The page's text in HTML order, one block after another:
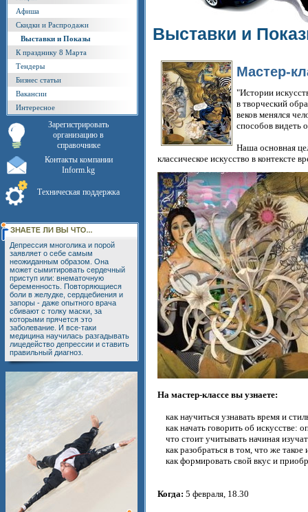
Афиша
Скидки и Распродажи
Выставки и Показы
К празднику 8 Марта
Тендеры
Бизнес статьи
Вакансии
Интересное
Зарегистрировать
организацию в
справочнике
Контакты компании
Inform.kg
Техническая поддержка
Депрессия многолика и порой
заявляет о себе самым
неожиданным образом. Она
может сымитировать сердечный
приступ или: внематочную
беременность. Повторяющиеся
боли в желудке, сердцебиения и
запоры - даже опытного врача
сбивают с толку маски, за
которыми прячется это
заболевание. И все-таки
медицина научилась разгадывать
лицедейство депрессии и ставить
правильный диагноз.
Выставки и
Мастер-
"Истории
в творческий
веков менялся
способов видеть
Наша основная
классическое искусство в контексте
На мастер-классе вы узнаете:
как научиться узнавать время и
как начать говорить об искусстве:
что стоит учитывать начиная
как разобраться в том, что же такое
как формировать свой вкус и
Когда: 5 февраля, 18.30